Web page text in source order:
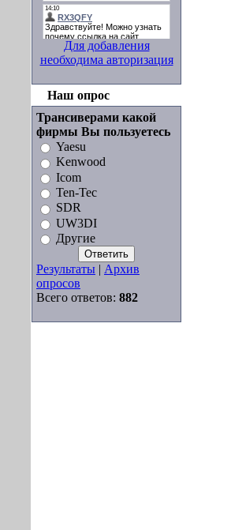
Для добавления
необходима авторизация
Наш опрос
Трансиверами какой
фирмы Вы пользуетесь
Yaesu
Kenwood
Icom
Ten-Tec
SDR
UW3DI
Другие
Результаты | Архив
опросов
Всего ответов: 882